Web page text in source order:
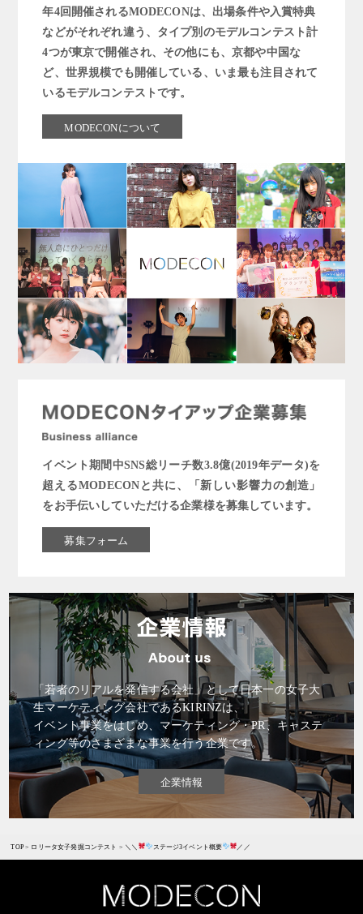
年4回開催されるMODECONは、出場条件や入賞特典
などがそれぞれ違う、タイプ別のモデルコンテスト計
4つが東京で開催され、その他にも、京都や中国な
ど、世界規模でも開催している、いま最も注目されて
いるモデルコンテストです。
MODECONについて
イベント期間中SNS総リーチ数3.8億(2019年データ)を
超えるMODECONと共に、「新しい影響力の創造」
をお手伝いしていただける企業様を募集しています。
募集フォーム
「若者のリアルを発信する会社」として日本一の女子大
生マーケティング会社であるKIRINZは、
イベント事業をはじめ、マーケティング・PR、キャステ
ィング等のさまざまな事業を行う企業です。
企業情報
TOP> ロリータ女子発掘コンテスト > ＼＼ ステージ3イベント概要 ／／